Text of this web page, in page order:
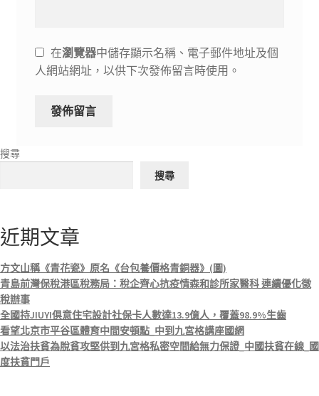
在瀏覽器中儲存顯示名稱、電子郵件地址及個
人網站網址，以供下次發佈留言時使用。
搜尋
搜尋
近期文章
方文山稱《青花瓷》原名《台包養價格青銅器》(圖)
青島前灣保稅港區稅務局：稅企齊心抗疫情森和診所家醫科 連續優化徵
稅辦事
全國持JIUYI俱意住宅設計社保卡人數達13.9億人，覆蓋98.9%生齒
看望北京市平谷區體育中間安頓點_中到九宮格講座國網
以法治扶貧為脫貧攻堅供到九宮格私密空間給無力保證_中國扶貧在線_國
度扶貧門戶